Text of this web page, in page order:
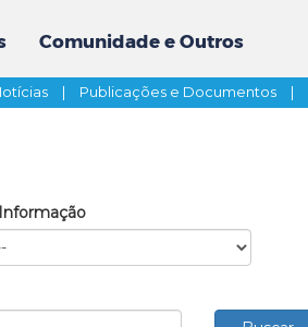
Comunidade e Outros
| Publicações e Documentos |